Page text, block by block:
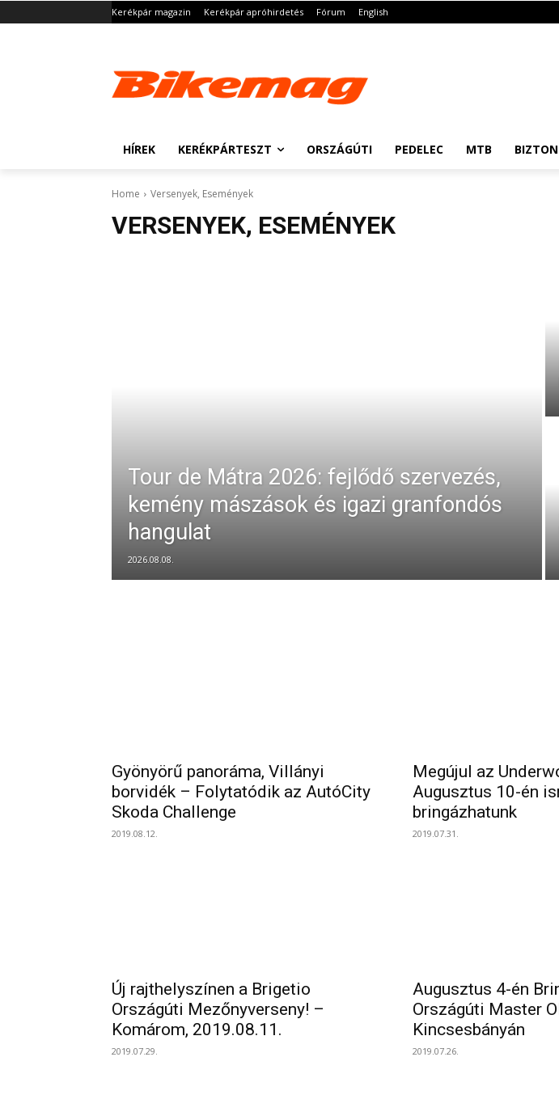
Kerékpár magazin Kerékpár apróhirdetés Fórum English
HÍREK KERÉKPÁRTESZT ORSZÁGÚTI PEDELEC MTB
Home Versenyek, Események
VERSENYEK, ESEMÉNYEK
Tour de Mátra 2026: fejlődő szervezés,
kemény mászások és igazi granfondós
hangulat
2026.08.08.
Gyönyörű panoráma, Villányi
borvidék – Folytatódik az AutóCity
Skoda Challenge
2019.08.12.
Megújul az
Augusztus 10-én
bringázhatunk
2019.07.31.
Új rajthelyszínen a Brigetio
Országúti Mezőnyverseny! –
Komárom, 2019.08.11.
2019.07.29.
Augusztus 4-én
Országúti Master
Kincsesbányán
2019.07.26.